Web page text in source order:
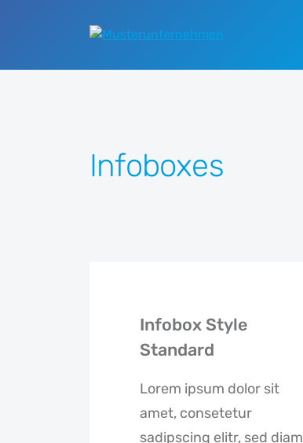
Infoboxes
Infobox Style
Standard
Lorem ipsum dolor sit
amet, consetetur
sadipscing elitr, sed diam